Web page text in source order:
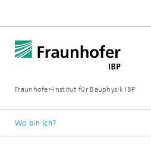
Fraunhofer-Institut für Bauphysik IBP
Wo bin ich?